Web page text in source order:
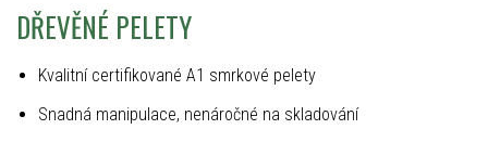
DŘEVĚNÉ PELETY
Kvalitní certifikované A1 smrkové pelety
Snadná manipulace, nenáročné na skladování